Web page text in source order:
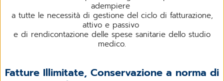
adempiere
a tutte le necessità di gestione del ciclo di fatturazione,
attivo e passivo
e di rendicontazione delle spese sanitarie dello studio
medico.
Fatture Illimitate, Conservazione a norma di